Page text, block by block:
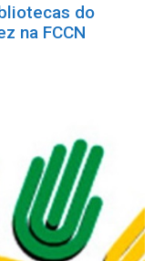
do
na FCCN